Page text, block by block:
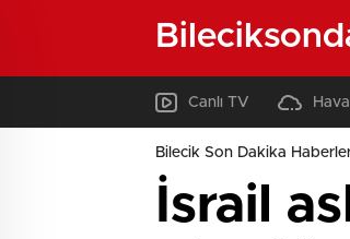
Canlı TV
Bilecik Son Dakika
İsrail